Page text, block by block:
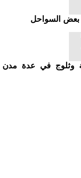
بعض السواحل
وثلوج في عدة مدن